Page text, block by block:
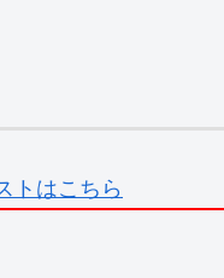
トはこちら